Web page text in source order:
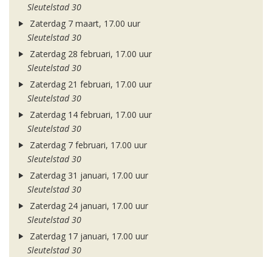
Sleutelstad 30
Zaterdag 7 maart, 17.00 uur
Sleutelstad 30
Zaterdag 28 februari, 17.00 uur
Sleutelstad 30
Zaterdag 21 februari, 17.00 uur
Sleutelstad 30
Zaterdag 14 februari, 17.00 uur
Sleutelstad 30
Zaterdag 7 februari, 17.00 uur
Sleutelstad 30
Zaterdag 31 januari, 17.00 uur
Sleutelstad 30
Zaterdag 24 januari, 17.00 uur
Sleutelstad 30
Zaterdag 17 januari, 17.00 uur
Sleutelstad 30